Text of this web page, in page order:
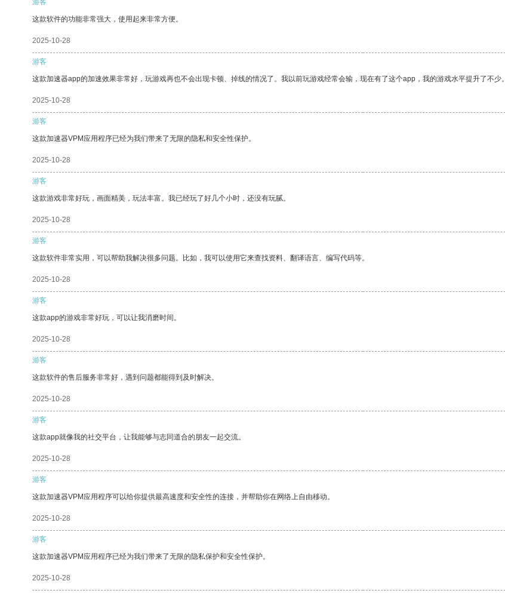
游客
这款软件的功能非常强大，使用起来非常方便。
2025-10-28
游客
这款加速器app的加速效果非常好，玩游戏再也不会出现卡顿、掉线的情况了。我以前玩游戏经常会输，现在有了这个app，我的游戏水平提升了不少。
2025-10-28
游客
这款加速器VPM应用程序已经为我们带来了无限的隐私和安全性保护。
2025-10-28
游客
这款游戏非常好玩，画面精美，玩法丰富。我已经玩了好几个小时，还没有玩腻。
2025-10-28
游客
这款软件非常实用，可以帮助我解决很多问题。比如，我可以使用它来查找资料、翻译语言、编写代码等。
2025-10-28
游客
这款app的游戏非常好玩，可以让我消磨时间。
2025-10-28
游客
这款软件的售后服务非常好，遇到问题都能得到及时解决。
2025-10-28
游客
这款app就像我的社交平台，让我能够与志同道合的朋友一起交流。
2025-10-28
游客
这款加速器VPM应用程序可以给你提供最高速度和安全性的连接，并帮助你在网络上自由移动。
2025-10-28
游客
这款加速器VPM应用程序已经为我们带来了无限的隐私保护和安全性保护。
2025-10-28